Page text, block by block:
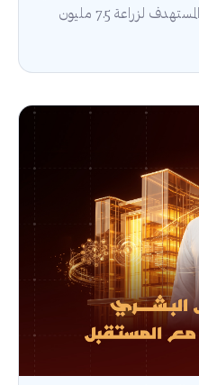
ضمن مشروع "الرياض الخضراء" المستهدف لزراعة 7.5 مليون